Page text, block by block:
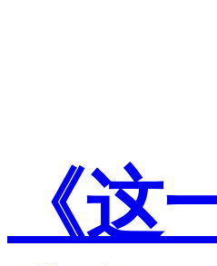
《这